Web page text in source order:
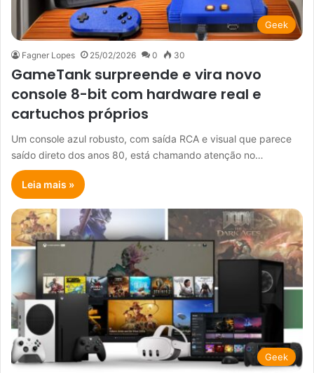
Geek
Fagner Lopes 25/02/2026 0 30
GameTank surpreende e vira novo
console 8-bit com hardware real e
cartuchos próprios
Um console azul robusto, com saída RCA e visual que parece
saído direto dos anos 80, está chamando atenção no…
Leia mais »
Geek